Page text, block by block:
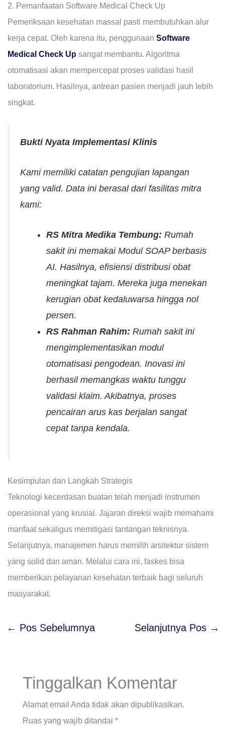
2. Pemanfaatan Software Medical Check Up
Pemeriksaan kesehatan massal pasti membutuhkan alur
kerja cepat. Oleh karena itu, penggunaan Software
Medical Check Up sangat membantu. Algoritma
otomatisasi akan mempercepat proses validasi hasil
laboratorium. Hasilnya, antrean pasien menjadi jauh lebih
singkat.
Bukti Nyata Implementasi Klinis
Kami memiliki catatan pengujian lapangan
yang valid. Data ini berasal dari fasilitas mitra
kami:
RS Mitra Medika Tembung: Rumah
sakit ini memakai Modul SOAP berbasis
AI. Hasilnya, efisiensi distribusi obat
meningkat tajam. Mereka juga menekan
kerugian obat kedaluwarsa hingga nol
persen.
RS Rahman Rahim: Rumah sakit ini
mengimplementasikan modul
otomatisasi pengodean. Inovasi ini
berhasil memangkas waktu tunggu
validasi klaim. Akibatnya, proses
pencairan arus kas berjalan sangat
cepat tanpa kendala.
Kesimpulan dan Langkah Strategis
Teknologi kecerdasan buatan telah menjadi instrumen
operasional yang krusial. Jajaran direksi wajib memahami
manfaat sekaligus memitigasi tantangan teknisnya.
Selanjutnya, manajemen harus memilih arsitektur sistem
yang solid dan aman. Melalui cara ini, faskes bisa
memberikan pelayanan kesehatan terbaik bagi seluruh
masyarakat.
← Pos Sebelumnya Selanjutnya Pos →
Tinggalkan Komentar
Alamat email Anda tidak akan dipublikasikan.
Ruas yang wajib ditandai *